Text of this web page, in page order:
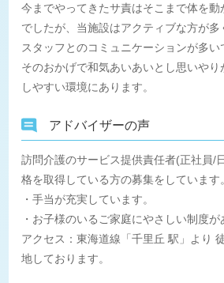
今までやってきたサ責はそこまで体を
でしたが、当施設はアクティブな方が多
スタッフとのコミュニケーションが多い
そのおかげで和気あいあいとし思いや
しやすい環境にあります。
アドバイザーの声
訪問介護のサービス提供責任者(正社員/
格を取得している方の募集をしています
・手当が充実しています。
・お子様のいるご家庭にやさしい制度が
アクセス：東海道線「千里丘 駅」より
地しております。